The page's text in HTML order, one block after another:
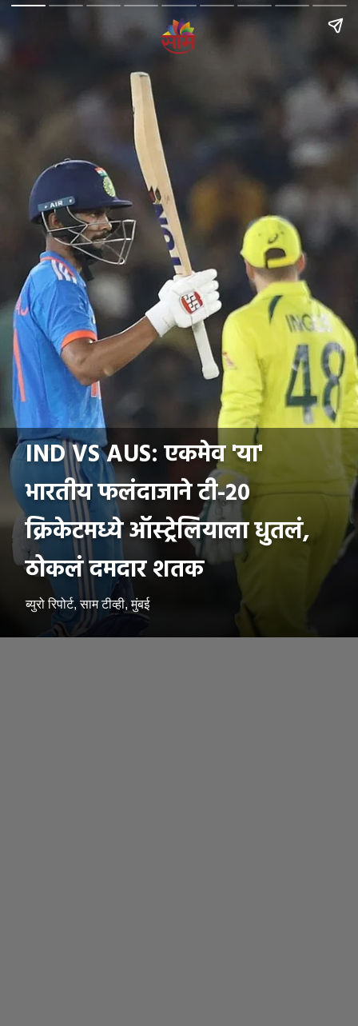
IND VS AUS: एकमेव 'या'
भारतीय फलंदाजाने टी-२०
क्रिकेटमध्ये ऑस्ट्रेलियाला धुतलं,
ठोकलं दमदार शतक
ब्युरो रिपोर्ट, साम टीव्ही, मुंबई